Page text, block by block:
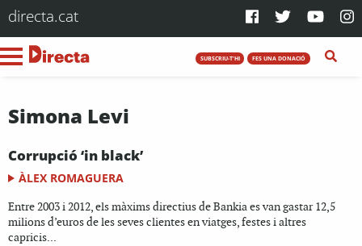
directa.cat
SUBSCRIU-T'HI FES UNA DONACIÓ
Simona Levi
Corrupció ‘in black’
ÀLEX ROMAGUERA
Entre 2003 i 2012, els màxims directius de Bankia es van gastar 12,5
milions d’euros de les seves clientes en viatges, festes i altres
capricis...